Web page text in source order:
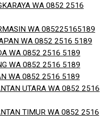
WA 0852 2516
WA 085225165189
WA 0852 2516 5189
WA 0852 2516 5189
WA 0852 2516 5189
WA 0852 2516 5189
UTARA WA 0852 2516
TIMUR WA 0852 2516